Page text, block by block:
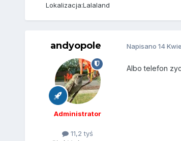
Lokalizacja:Lalaland
andyopole
Administrator
11,2 tyś
Napisano 14
Albo telefon